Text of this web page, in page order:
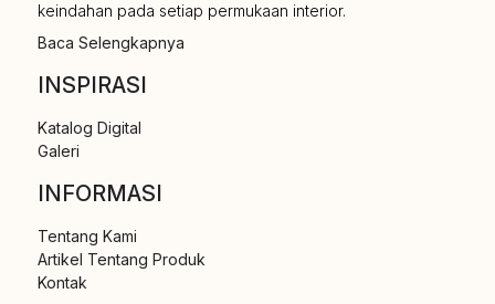
keindahan pada setiap permukaan interior.
Baca Selengkapnya
INSPIRASI
Katalog Digital
Galeri
INFORMASI
Tentang Kami
Artikel Tentang Produk
Kontak